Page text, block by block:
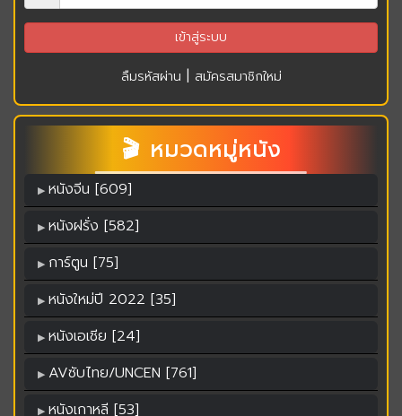
ลืมรหัสผ่าน สมัครสมาชิกใหม่
🎬 หมวดหมู่หนัง
หนังจีน [609]
หนังฝรั่ง [582]
การ์ตูน [75]
หนังใหม่ปี 2022 [35]
หนังเอเชีย [24]
AVซับไทย/UNCEN [761]
หนังเกาหลี [53]